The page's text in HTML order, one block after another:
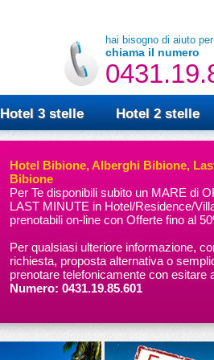
hai bisogno di aiuto
chiama il numero
Hotel 3 stelle Hotel 2 stelle
Hotel Bibione, Alberghi Bibione,
Bibione
Per Te disponibili subito un MARE di
LAST MINUTE in Hotel/Residence/
prenotabili on-line con Offerte fino al
Per qualsiasi ulteriore informazione,
richiesta, proposta alternativa o
prenotare telefonicamente con esitare
Numero: 0431.19.85.601